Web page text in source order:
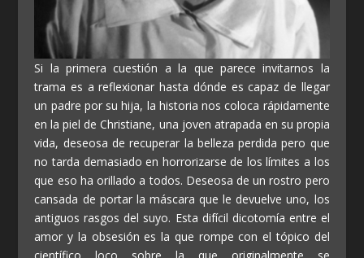
Si la primera cuestión a la que parece invitarnos la
trama es a reflexionar hasta dónde es capaz de llegar
un padre por su hija, la historia nos coloca rápidamente
en la piel de Christiane, una joven atrapada en su propia
vida, deseosa de recuperar la belleza perdida pero que
no tarda demasiado en horrorizarse de los límites a los
que eso ha orillado a todos. Deseosa de un rostro pero
cansada de portar la máscara que le devuelve uno, los
antiguos rasgos del suyo. Esta difícil dicotomía entre el
amor y la obsesión es la que rompe con el tópico del